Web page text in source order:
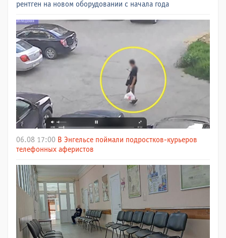
рентген на новом оборудовании с начала года
06.08 17:00 В Энгельсе поймали подростков-курьеров
телефонных аферистов